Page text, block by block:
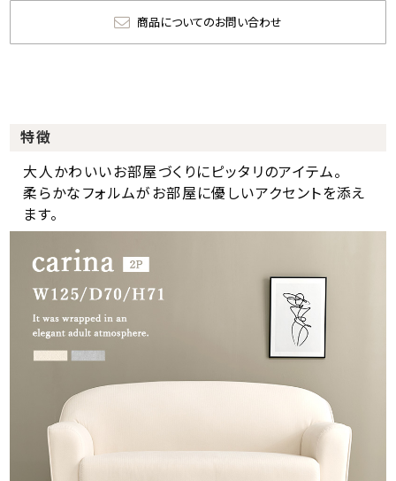
商品についてのお問い合わせ
特徴
大人かわいいお部屋づくりにピッタリのアイテム。
柔らかなフォルムがお部屋に優しいアクセントを添え
ます。